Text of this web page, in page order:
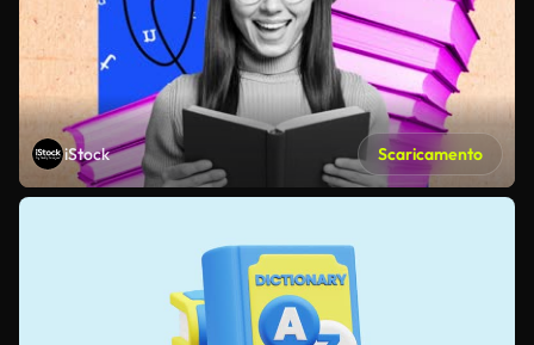
iStock Scaricamento